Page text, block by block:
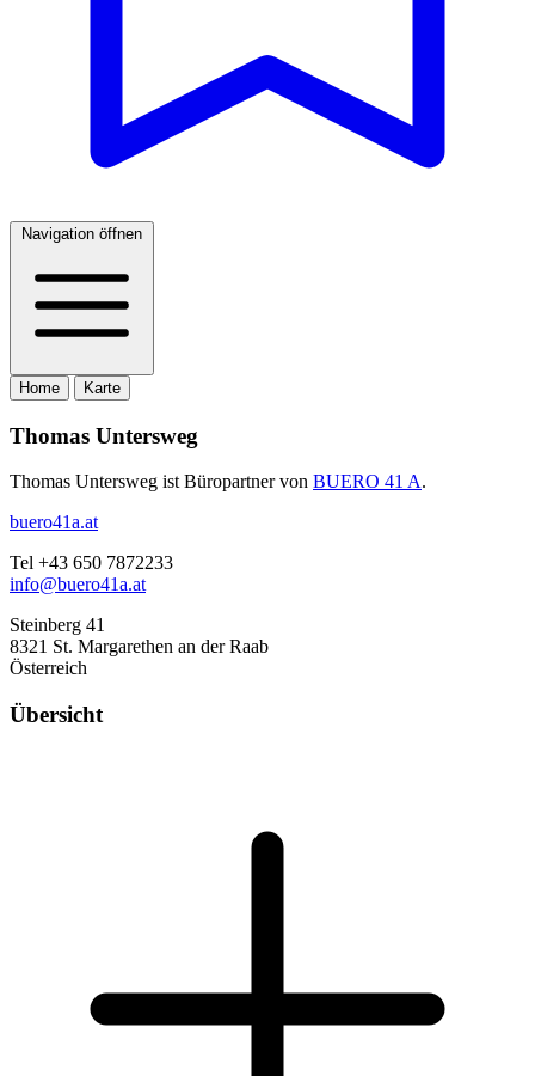
Navigation öffnen
Home Karte
Thomas Untersweg
Thomas Untersweg ist Büropartner von BUERO 41 A.
buero41a.at
Tel +43 650 7872233
info@buero41a.at
Steinberg 41
8321 St. Margarethen an der Raab
Österreich
Übersicht